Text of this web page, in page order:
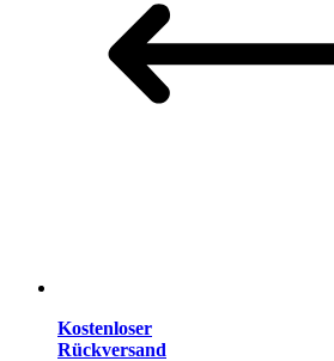
Kostenloser
Rückversand